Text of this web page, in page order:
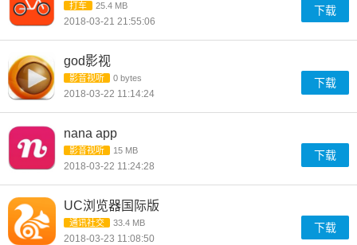
打车 25.4 MB
2018-03-21 21:55:06
下载
god影视
影音视听 0 bytes
2018-03-22 11:14:24
下载
nana app
影音视听 15 MB
2018-03-22 11:24:28
下载
UC浏览器国际版
通讯社交 33.4 MB
2018-03-23 11:08:50
下载